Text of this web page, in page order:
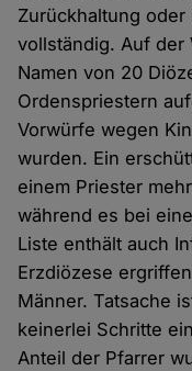
Zurückhaltung
vollständig. Auf der
Namen von 20
Ordenspriestern
Vorwürfe wegen
wurden. Ein
einem Priester
während es bei
Liste enthält auch
Erzdiözese
Männer. Tatsache
keinerlei Schritte
Anteil der Pfarrer